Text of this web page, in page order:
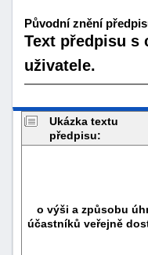
Původní znění
Text předpisu s
uživatele.
Ukázka textu
předpisu:
o výši a způsobu
účastníků veřejně